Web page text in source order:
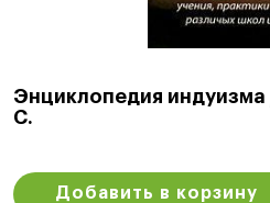
Энциклопедия
С.
Добавить в корзину